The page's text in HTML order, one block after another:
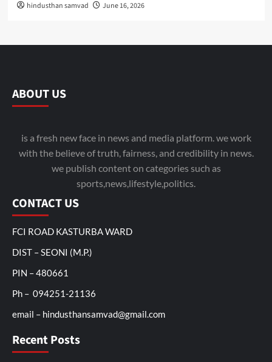
hindusthan samvad June 16, 2026
ABOUT US
is a fresh new face in news and media platform. we work
with the believe of truth, fairness, and credibility in news.
we publish content on categories such as
sports,news,lifestyle,politics.
CONTACT US
FCI ROAD KASTURBA WARD
DIST – SEONI (M.P.)
PIN – 480661
Ph – 094251-21136
email – hindusthansamvad@gmail.com
Recent Posts